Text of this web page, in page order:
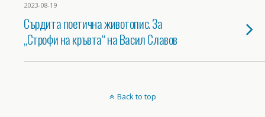
2023-08-19
Сърдита поетична животопис. За
„Строфи на кръвта“ на Васил Славов
Back to top